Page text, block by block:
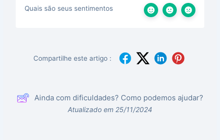
Quais são seus sentimentos
Compartilhe este artigo :
Ainda com dificuldades? Como podemos ajudar?
Atualizado em 25/11/2024